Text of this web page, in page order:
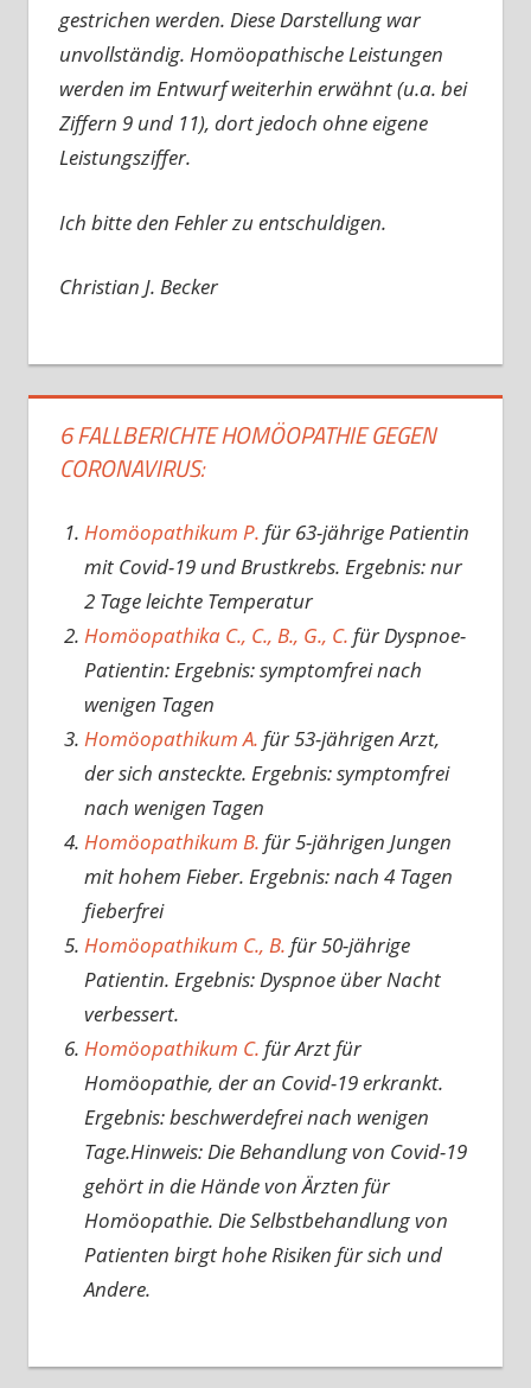
gestrichen werden. Diese Darstellung war
unvollständig. Homöopathische Leistungen
werden im Entwurf weiterhin erwähnt (u.a. bei
Ziffern 9 und 11), dort jedoch ohne eigene
Leistungsziffer.
Ich bitte den Fehler zu entschuldigen.
Christian J. Becker
6 FALLBERICHTE HOMÖOPATHIE GEGEN
CORONAVIRUS:
Homöopathikum P. für 63-jährige Patientin
mit Covid-19 und Brustkrebs. Ergebnis: nur
2 Tage leichte Temperatur
Homöopathika C., C., B., G., C. für Dyspnoe-
Patientin: Ergebnis: symptomfrei nach
wenigen Tagen
Homöopathikum A. für 53-jährigen Arzt,
der sich ansteckte. Ergebnis: symptomfrei
nach wenigen Tagen
Homöopathikum B. für 5-jährigen Jungen
mit hohem Fieber. Ergebnis: nach 4 Tagen
fieberfrei
Homöopathikum C., B. für 50-jährige
Patientin. Ergebnis: Dyspnoe über Nacht
verbessert.
Homöopathikum C. für Arzt für
Homöopathie, der an Covid-19 erkrankt.
Ergebnis: beschwerdefrei nach wenigen
Tage.Hinweis: Die Behandlung von Covid-19
gehört in die Hände von Ärzten für
Homöopathie. Die Selbstbehandlung von
Patienten birgt hohe Risiken für sich und
Andere.